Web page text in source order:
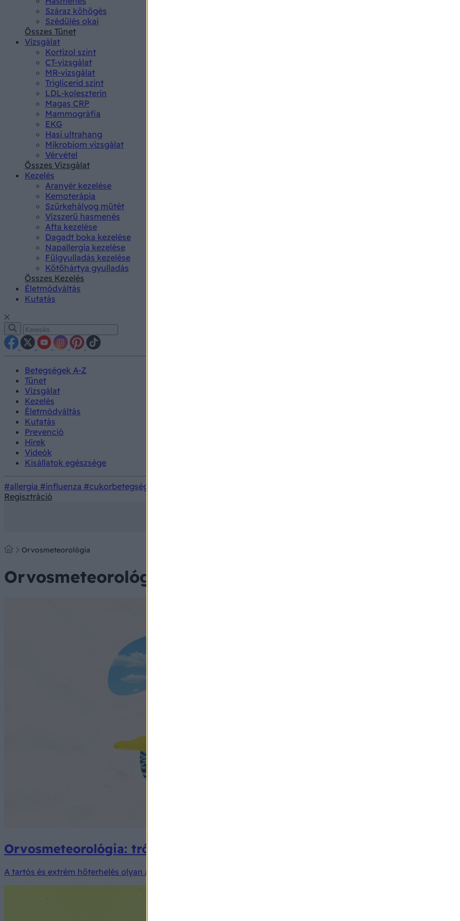
Száraz köhögés
Szédülés okai
Összes Tünet
Vizsgálat
Kortizol szint
CT-vizsgálat
MR-vizsgálat
Triglicerid szint
LDL-koleszterin
Magas CRP
Mammográfia
EKG
Hasi ultrahang
Mikrobiom vizsgálat
Vérvétel
Összes Vizsgálat
Kezelés
Aranyér kezelése
Kemoterápia
Szürkehályog műtét
Vízszerű hasmenés
Afta kezelése
Dagadt boka kezelése
Napallergia kezelése
Fülgyulladás kezelése
Kötőhártya gyulladás
Összes Kezelés
Életmódváltás
Kutatás
Betegségek A-Z
Tünet
Vizsgálat
Kezelés
Életmódváltás
Kutatás
Prevenció
Hírek
Videók
Kisállatok egészsége
#allergia #influenza #cukorbetegség
Regisztráció
Orvosmeteorológia
Orvosmeteorológia
Orvosmeteorológia: trópusi hőséggel és hőzivatarral indul a hét
A tartós és extrém hőterhelés olyan a fokozatot ér el a következő napokban, amikor nagyon fontos, akár életmentő